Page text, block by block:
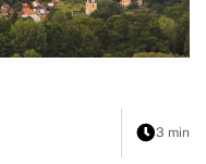
3 min